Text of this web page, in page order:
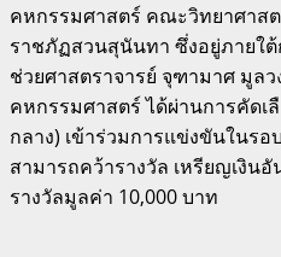
คหกรรมศาสตร์ คณะวิทยาศาส
ราชภัฏสวนสุนันทา ซึ่งอยู่ภายใ
ช่วยศาสตราจารย์ จุฑามาศ มูล
คหกรรมศาสตร์ ได้ผ่านการคัด
กลาง) เข้าร่วมการแข่งขันในร
สามารถคว้ารางวัล เหรียญเงิน
รางวัลมูลค่า 10,000 บาท